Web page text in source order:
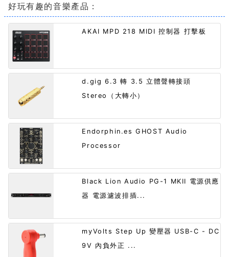
好玩有趣的音樂產品：
AKAI MPD 218 MIDI 控制器 打擊板
d.gig 6.3 轉 3.5 立體聲轉接頭
Stereo（大轉小）
Endorphin.es GHOST Audio
Processor
Black Lion Audio PG-1 MKII 電源供應
器 電源濾波排插...
myVolts Step Up 變壓器 USB-C - DC
9V 內負外正 ...